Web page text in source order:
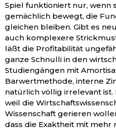
Spiel funktioniert nur, wenn
gemächlich bewegt, die
gleichen bleiben. Gibt es
auch komplexere
läßt die Profitabilität
ganze Schnulli in den
Studiengängen mit
Barwertmethode, interne
natürlich völlig irrelevant ist.
weil die
Wissenschaft gerieren
dass die Exaktheit mit mehr